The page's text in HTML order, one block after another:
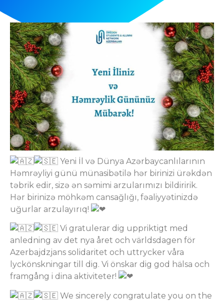
Yeni İl və Dünya Azərbaycanlılarının
Həmrəyliyi günü münasibətilə hər birinizi ürəkdən
təbrik edir, sizə ən səmimi arzularımızı bildiririk.
Hər birinizə möhkəm cansağlığı, fəaliyyətinizdə
uğurlar arzulayırıq!
Vi gratulerar dig uppriktigt med
anledning av det nya året och världsdagen för
Azerbajdzjans solidaritet och uttrycker våra
lyckönskningar till dig. Vi önskar dig god hälsa och
framgång i dina aktiviteter!
We sincerely congratulate you on the